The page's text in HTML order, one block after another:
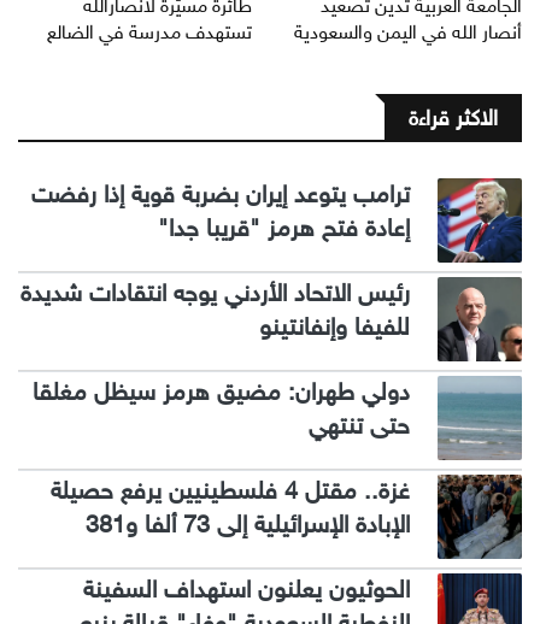
الجامعة العربية تدين تصعيد
أنصار الله في اليمن والسعودية
طائرة مسيّرة لانصارالله
تستهدف مدرسة في الضالع
الاكثر قراءة
ترامب يتوعد إيران بضربة قوية إذا رفضت
إعادة فتح هرمز "قريبا جدا"
رئيس الاتحاد الأردني يوجه انتقادات شديدة
للفيفا وإنفانتينو
دولي طهران: مضيق هرمز سيظل مغلقا
حتى تنتهي
غزة.. مقتل 4 فلسطينيين يرفع حصيلة
الإبادة الإسرائيلية إلى 73 ألفا و381
الحوثيون يعلنون استهداف السفينة